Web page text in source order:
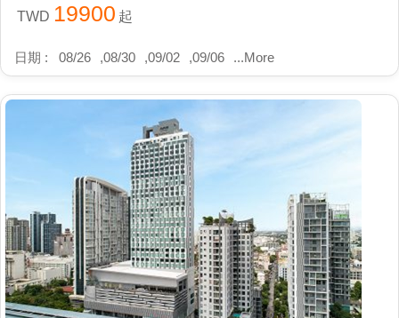
TWD 19900 起
日期 : 08/26 ,08/30 ,09/02 ,09/06 ...More